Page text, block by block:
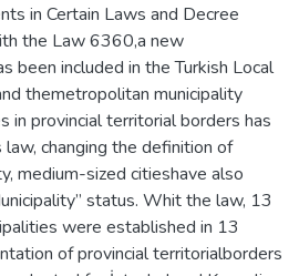
in Certain Laws and Decree
the Law 6360,a new
been included in the Turkish Local
themetropolitan municipality
in provincial territorial borders has
changing the definition of
medium-sized citieshave also
status. Whit the law, 13
were established in 13
of provincial territorialborders